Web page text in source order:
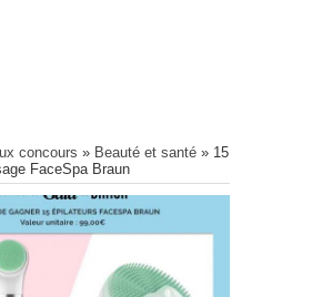
concours » Beauté et santé » 15
FaceSpa Braun